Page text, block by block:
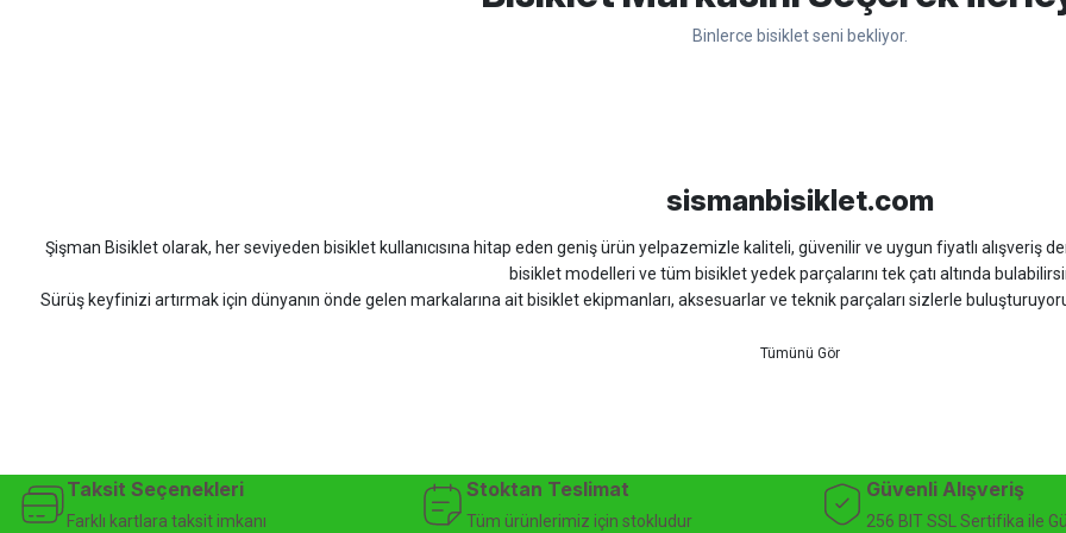
Uygun olursa alacağım
Hüseyin Akıncı | 14/07/2026
A... A... | 01/07/2026
Binlerce bisiklet seni bekliyor.
sismanbisiklet.com
Şişman Bisiklet olarak, her seviyeden bisiklet kullanıcısına hitap eden geniş ürün yelpazemizle kaliteli, güvenilir ve uygun fiyatlı alışveriş
bisiklet modelleri ve tüm bisiklet yedek parçalarını tek çatı altında
Sürüş keyfinizi artırmak için dünyanın önde gelen markalarına ait bisiklet ekipmanları, aksesuarlar ve teknik parçaları sizlerle
Hızlı kargo, güvenli ödeme seçenekleri, satış sonrası teknik destek ve müşteri memnuniyeti odaklı hizmet anlayışımız
Taksit Seçenekleri
Farklı kartlara taksit imkanı
Stoktan Teslimat
Tüm ürünlerimiz için stokludur
Güvenli Alışveriş
256 BIT SSL Sertifika ile